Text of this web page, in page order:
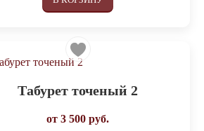
Табурет точеный 2
от3 500 руб.